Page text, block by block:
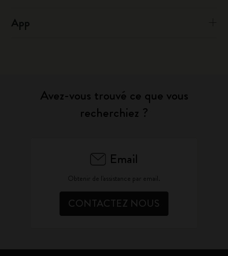
App
Avez-vous trouvé ce que vous
recherchiez ?
Email
Obtenir de l'assistance par email.
CONTACTEZ NOUS